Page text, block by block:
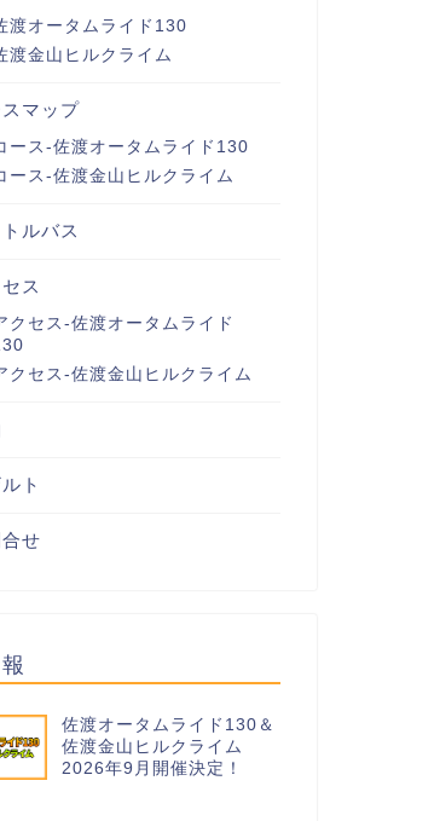
渡オータムライド130
渡金山ヒルクライム
スマップ
ース-佐渡オータムライド130
ース-佐渡金山ヒルクライム
ルバス
ス
クセス-佐渡オータムライド
クセス-佐渡金山ヒルクライム
ト
せ
佐渡オータムライド130＆
佐渡金山ヒルクライム
2026年9月開催決定！